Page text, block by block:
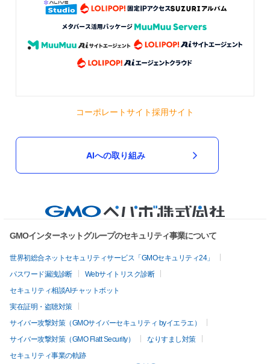
コーポレートサイト採用サイト
AIへの取り組み
GMOインターネットグループのセキュリティ事業について
世界初総合ネットセキュリティサービス「GMOセキュリティ24」
パスワード漏洩診断
Webサイトリスク診断
セキュリティ相談AIチャットボット
実在証明・盗聴対策
サイバー攻撃対策（GMOサイバーセキュリティ byイエラエ）
サイバー攻撃対策（GMO Flatt Security）
なりすまし対策
セキュリティ事業の軌跡